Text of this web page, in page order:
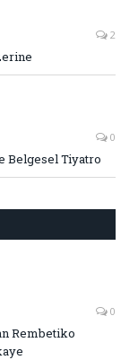
2
0
Belgesel Tiyatro
0
Rembetiko